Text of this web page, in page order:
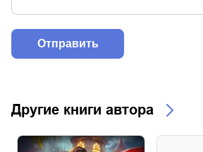
Другие книги автора